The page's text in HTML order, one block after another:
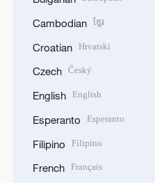
Cambodian ខ្មែរ
Croatian Hrvatski
Czech Český
English English
Esperanto Esperanto
Filipino Filipino
French Français